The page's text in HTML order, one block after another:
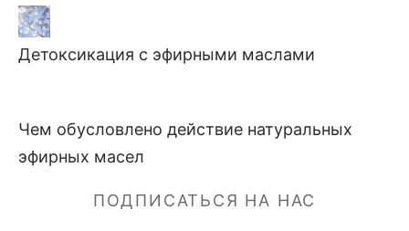
Детоксикация с эфирными маслами
Чем обусловлено действие натуральных
эфирных масел
ПОДПИСАТЬСЯ НА НАС